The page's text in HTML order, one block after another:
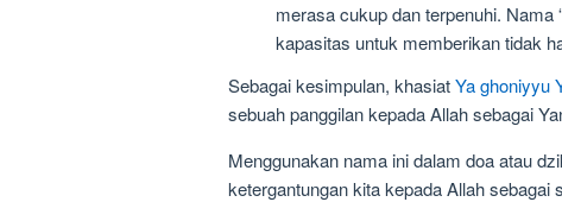
merasa cukup dan terpenuhi. Nama
kapasitas untuk memberikan tidak
Sebagai kesimpulan, khasiatYa ghoniyyu
sebuah panggilan kepada Allah sebagai
Menggunakan nama ini dalam doa atau
ketergantungan kita kepada Allah